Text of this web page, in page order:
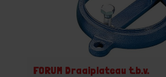
FORUM Draaiplateau t.b.v.